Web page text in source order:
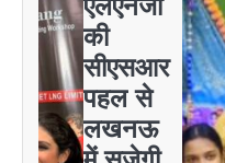
की
सीएसआर
पहल से
लखनऊ